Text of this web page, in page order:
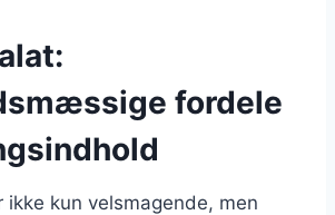
fordele
kun velsmagende, men